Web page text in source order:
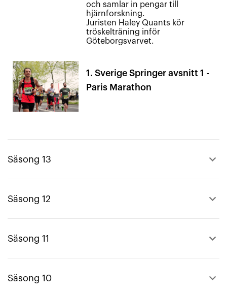
och samlar in pengar till
hjärnforskning.
Juristen Haley Quants kör
tröskelträning inför
Göteborgsvarvet.
1. Sverige Springer avsnitt 1 -
Paris Marathon
Säsong 13 keyboard_arrow_up
Säsong 12 keyboard_arrow_up
Säsong 11 keyboard_arrow_up
Säsong 10 keyboard_arrow_up